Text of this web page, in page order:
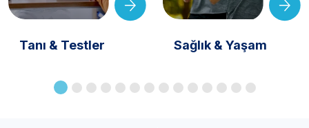
Tanı & Testler Sağlık & Yaşam